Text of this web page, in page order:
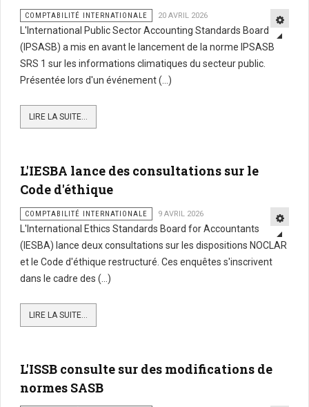
COMPTABILITÉ INTERNATIONALE 20 AVRIL 2026
L'International Public Sector Accounting Standards Board
(IPSASB) a mis en avant le lancement de la norme IPSASB
SRS 1 sur les informations climatiques du secteur public.
Présentée lors d'un événement (...)
LIRE LA SUITE...
L'IESBA lance des consultations sur le
Code d'éthique
COMPTABILITÉ INTERNATIONALE 9 AVRIL 2026
L'International Ethics Standards Board for Accountants
(IESBA) lance deux consultations sur les dispositions NOCLAR
et le Code d'éthique restructuré. Ces enquêtes s'inscrivent
dans le cadre des (...)
LIRE LA SUITE...
L'ISSB consulte sur des modifications de
normes SASB